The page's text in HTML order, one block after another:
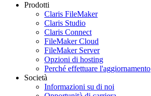
Prodotti
Claris FileMaker
Claris Studio
Claris Connect
FileMaker Cloud
FileMaker Server
Opzioni di hosting
Perché effettuare l'aggiornamento
Società
Informazioni su di noi